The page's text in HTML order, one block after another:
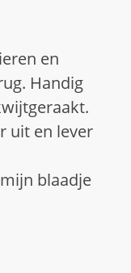
en
Handig
uit en lever
blaadje